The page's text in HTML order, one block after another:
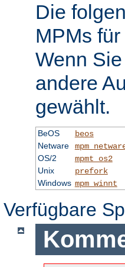
Die
MPMs
Wenn
andere
gewählt.
BeOS
beos
Netware
OS/2
mpmt_os2
Unix
prefork
Windows mpm_winnt
Verfügbare